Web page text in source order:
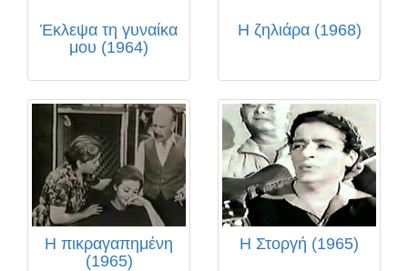
Έκλεψα τη γυναίκα
μου (1964)
Η ζηλιάρα (1968)
Η πικραγαπημένη
(1965)
Η Στοργή (1965)